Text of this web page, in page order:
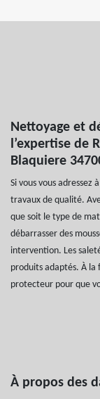
Nettoyage et
l’expertise de
Blaquiere
Si vous vous adressez
travaux de qualité.
que soit le type de
débarrasser des
intervention. Les
produits adaptés. À la
protecteur pour que
À propos des